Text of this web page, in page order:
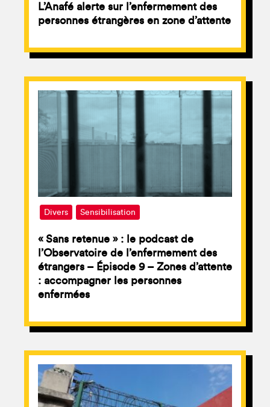
L’Anafé alerte sur l’enfermement des
personnes étrangères en zone d’attente
Divers Sensibilisation
« Sans retenue » : le podcast de
l’Observatoire de l’enfermement des
étrangers – Épisode 9 – Zones d’attente
: accompagner les personnes
enfermées